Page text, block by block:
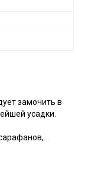
замочить в
усадки.